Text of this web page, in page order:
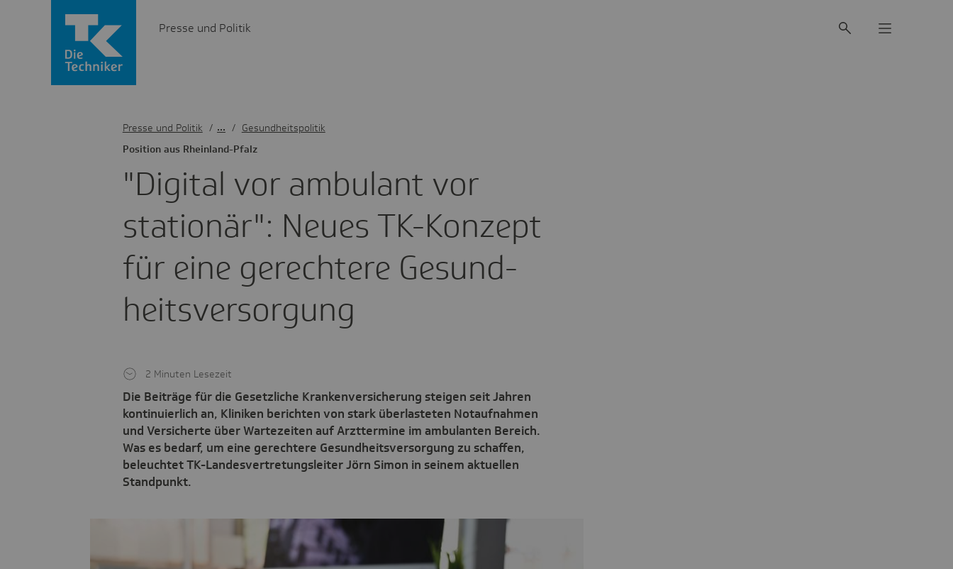
Presse und Politik
"Digital vor ambu­lant vor
statio­när": Neues TK-Konzept
für eine gerech­tere Gesund­
heits­ver­sor­gung
Posi­tion aus Rhein­land-Pfalz
Die Beiträge für die Gesetzliche Krankenversicherung steigen seit Jahren
kontinuierlich an, Kliniken berichten von stark überlasteten Notaufnahmen
und Versicherte über Wartezeiten auf Arzttermine im ambulanten Bereich.
Was es bedarf, um eine gerechtere Gesundheitsversorgung zu schaffen,
beleuchtet TK-Landesvertretungsleiter Jörn Simon in seinem aktuellen
Standpunkt.
2 Minuten Lesezeit
Presse und Politik / Gesundheitspolitik